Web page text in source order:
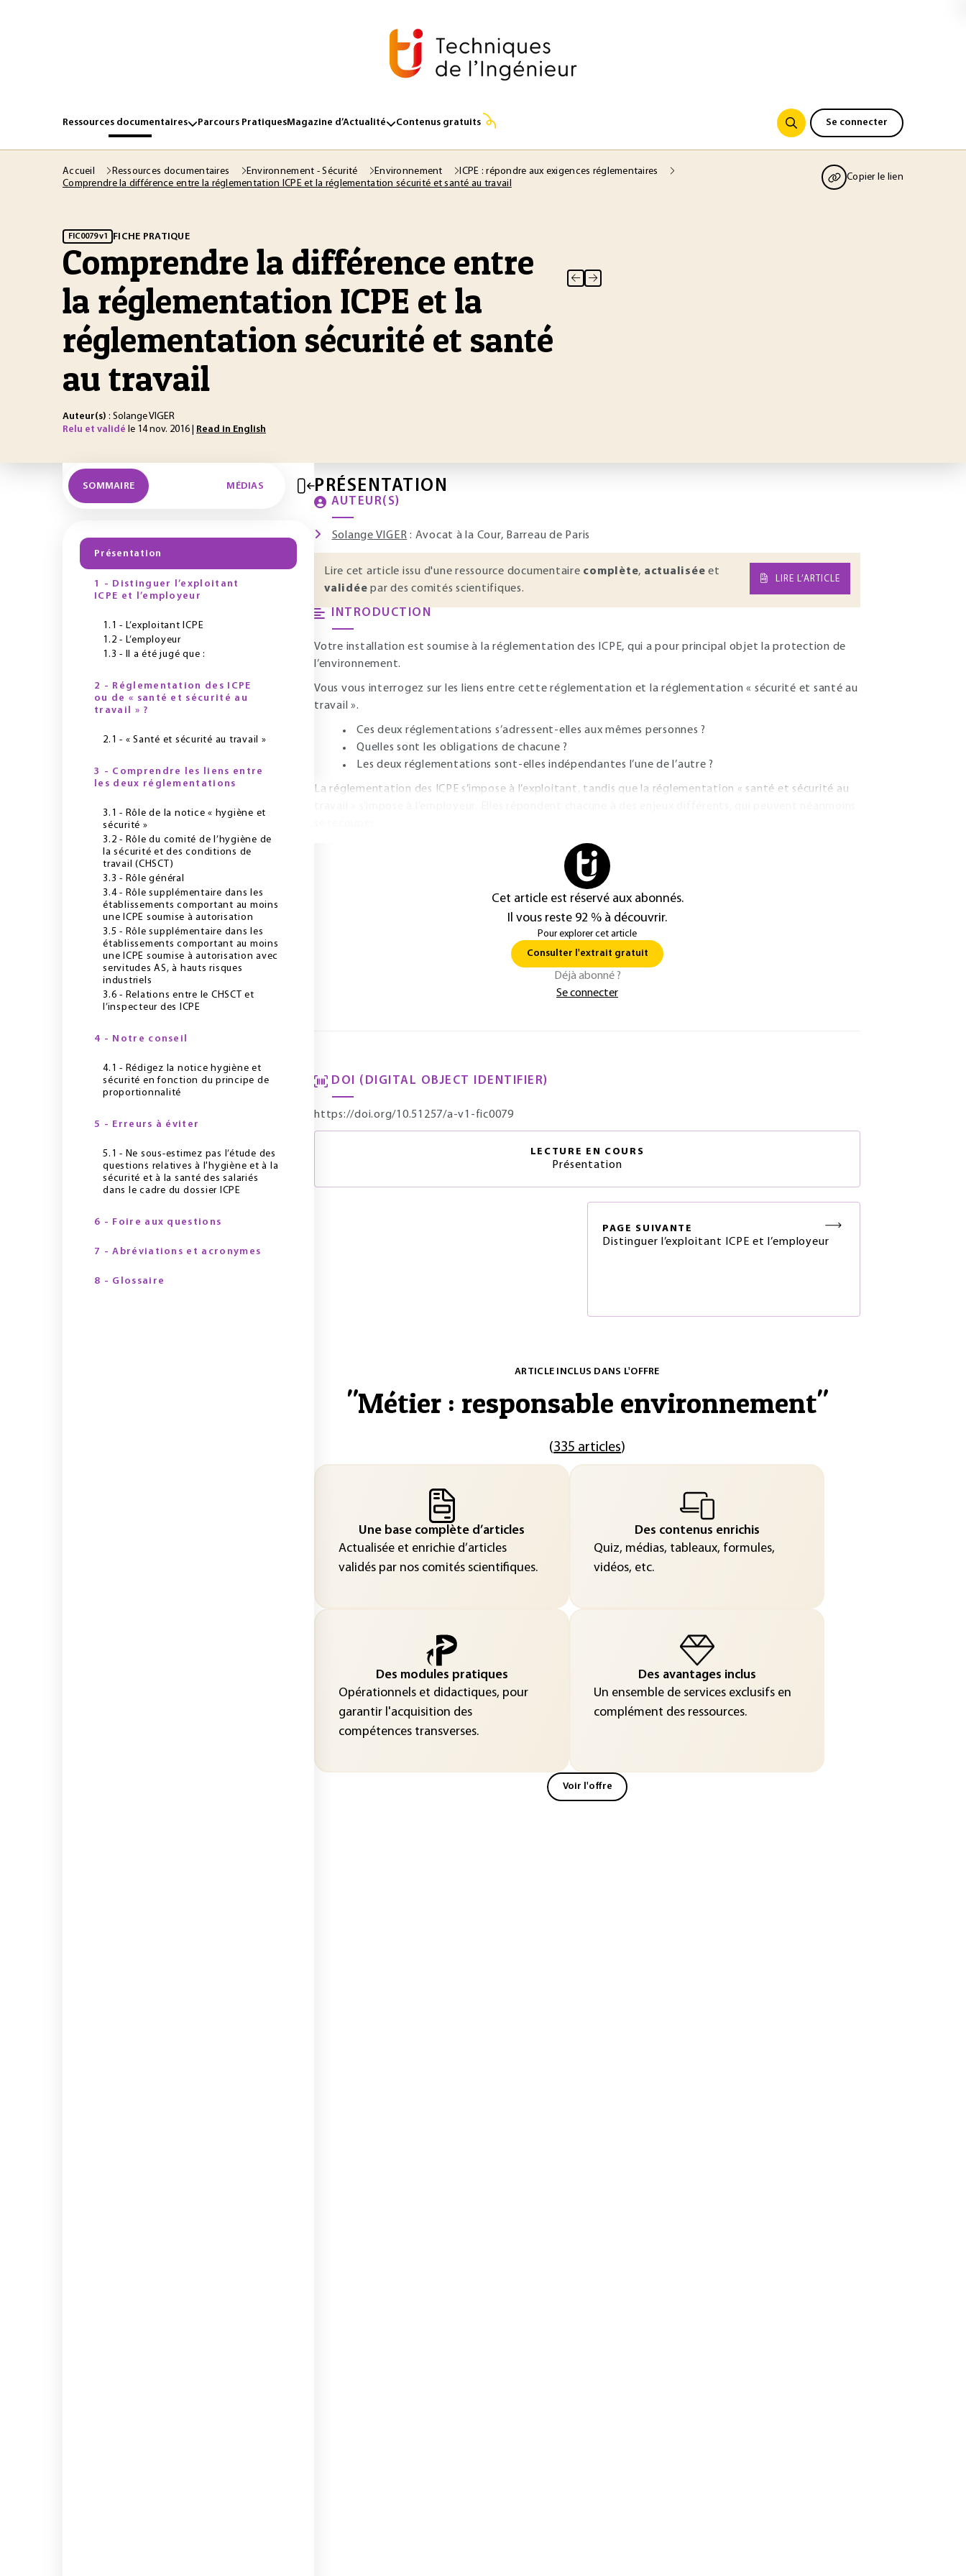
Ressources documentaires Parcours PratiquesMagazine d’Actualité Contenus gratuits Se connecter
Accueil Ressources documentaires Environnement - Sécurité Environnement
ICPE : répondre aux exigences réglementaires
Comprendre la différence entre la réglementation ICPE et la réglementation sécurité et santé au travail
Copier le lien
FIC0079 v1 FICHE PRATIQUE
Comprendre la différence entre
la réglementation ICPE et la
réglementation sécurité et santé
au travail
Auteur(s) : Solange VIGER
Relu et validé le 14 nov. 2016 | Read in English
SOMMAIRE MÉDIAS
Présentation
1 - Distinguer l’exploitant
ICPE et l’employeur
1.1 - L’exploitant ICPE
1.2 - L’employeur
1.3 - Il a été jugé que :
2 - Réglementation des ICPE
ou de « santé et sécurité au
travail » ?
2.1 - « Santé et sécurité au travail »
3 - Comprendre les liens entre
les deux réglementations
3.1 - Rôle de la notice « hygiène et
sécurité »
3.2 - Rôle du comité de l’hygiène de
la sécurité et des conditions de
travail (CHSCT)
3.3 - Rôle général
3.4 - Rôle supplémentaire dans les
établissements comportant au moins
une ICPE soumise à autorisation
3.5 - Rôle supplémentaire dans les
établissements comportant au moins
une ICPE soumise à autorisation avec
servitudes AS, à hauts risques
industriels
3.6 - Relations entre le CHSCT et
l’inspecteur des ICPE
4 - Notre conseil
4.1 - Rédigez la notice hygiène et
sécurité en fonction du principe de
proportionnalité
5 - Erreurs à éviter
5.1 - Ne sous-estimez pas l’étude des
questions relatives à l'hygiène et à la
sécurité et à la santé des salariés
dans le cadre du dossier ICPE
6 - Foire aux questions
7 - Abréviations et acronymes
8 - Glossaire
PRÉSENTATION
AUTEUR(S)
Solange VIGER : Avocat à la Cour, Barreau de Paris
Lire cet article issu d'une ressource documentaire complète, actualisée et
validée par des comités scientifiques.
LIRE L’ARTICLE
INTRODUCTION
Votre installation est soumise à la réglementation des ICPE, qui a pour principal objet la protection de
l’environnement.
Vous vous interrogez sur les liens entre cette réglementation et la réglementation « sécurité et santé au
travail ».
Ces deux réglementations s’adressent-elles aux mêmes personnes ?
Quelles sont les obligations de chacune ?
Les deux réglementations sont-elles indépendantes l’une de l’autre ?
La réglementation des ICPE s’impose à l’exploitant, tandis que la réglementation « santé et sécurité au
Cet article est réservé aux abonnés.
Il vous reste 92 % à découvrir.
Pour explorer cet article
Consulter l'extrait gratuit
Déjà abonné ?
Se connecter
DOI (DIGITAL OBJECT IDENTIFIER)
https://doi.org/10.51257/a-v1-fic0079
LECTURE EN COURS
Présentation
PAGE SUIVANTE
Distinguer l’exploitant ICPE et l’employeur
ARTICLE INCLUS DANS L'OFFRE
"Métier : responsable environnement"
(335 articles)
Une base complète d’articles
Actualisée et enrichie d’articles
validés par nos comités scientifiques.
Des contenus enrichis
Quiz, médias, tableaux, formules,
vidéos, etc.
Des modules pratiques
Opérationnels et didactiques, pour
garantir l'acquisition des
compétences transverses.
Des avantages inclus
Un ensemble de services exclusifs en
complément des ressources.
Voir l'offre